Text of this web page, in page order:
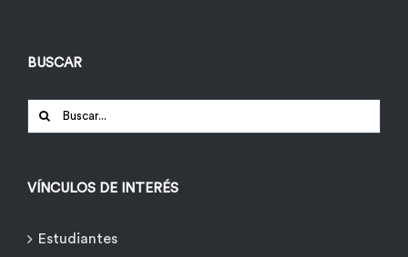
BUSCAR
Buscar:
VÍNCULOS DE INTERÉS
Estudiantes